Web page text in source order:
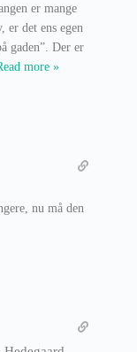
er mange
er det ens egen
gaden”. Der er
more »
nu må den